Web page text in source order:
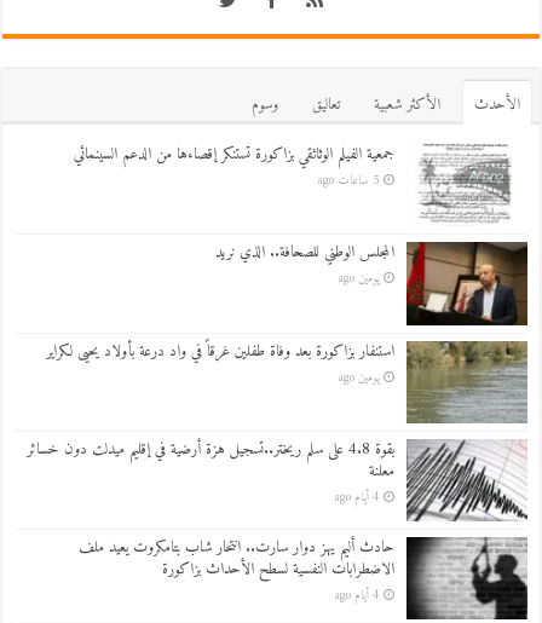
اﻷحدث اﻷكثر شعبية تعاليق
وسوم
جمعية الفيلم الوثائقي بزاكورة تستنكر إقصاءها من الدعم السينمائي
5 ساعات ago
المجلس الوطني للصحافة.. الذي نريد
يومين ago
استنفار بزاكورة بعد وفاة طفلين غرقاً في واد درعة بأولاد يحيى لكراير
يومين ago
بقوة 4.8 على سلم ريختر..تسجيل هزة أرضية في إقليم ميدلت دون خسائر
معلنة
4 أيام ago
حادث أليم يهز دوار سارت.. انتحار شاب بتامكروت يعيد ملف
الاضطرابات النفسية لسطح الأحداث بزاكورة
4 أيام ago